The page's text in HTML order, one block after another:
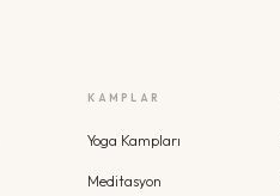
KAMPLAR
Yoga Kampları
Meditasyon